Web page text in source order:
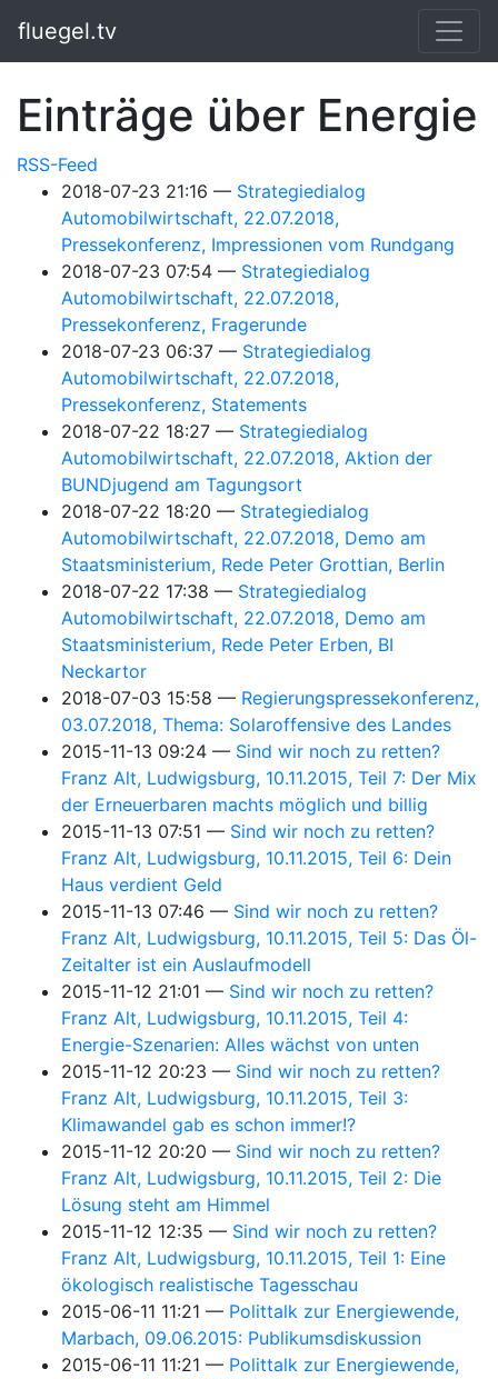
fluegel.tv
Einträge über Energie
RSS-Feed
2018-07-23 21:16
Strategiedialog
Automobilwirtschaft, 22.07.2018,
Pressekonferenz, Impressionen vom Rundgang
2018-07-23 07:54
Strategiedialog
Automobilwirtschaft, 22.07.2018,
Pressekonferenz, Fragerunde
2018-07-23 06:37
Strategiedialog
Automobilwirtschaft, 22.07.2018,
Pressekonferenz, Statements
2018-07-22 18:27
Strategiedialog
Automobilwirtschaft, 22.07.2018, Aktion der
BUNDjugend am Tagungsort
2018-07-22 18:20
Strategiedialog
Automobilwirtschaft, 22.07.2018, Demo am
Staatsministerium, Rede Peter Grottian, Berlin
2018-07-22 17:38
Strategiedialog
Automobilwirtschaft, 22.07.2018, Demo am
Staatsministerium, Rede Peter Erben, BI
Neckartor
2018-07-03 15:58
Regierungspressekonferenz,
03.07.2018, Thema: Solaroffensive des Landes
2015-11-13 09:24
Sind wir noch zu retten?
Franz Alt, Ludwigsburg, 10.11.2015, Teil 7: Der Mix
der Erneuerbaren machts möglich und billig
2015-11-13 07:51
Sind wir noch zu retten?
Franz Alt, Ludwigsburg, 10.11.2015, Teil 6: Dein
Haus verdient Geld
2015-11-13 07:46
Sind wir noch zu retten?
Franz Alt, Ludwigsburg, 10.11.2015, Teil 5: Das Öl-
Zeitalter ist ein Auslaufmodell
2015-11-12 21:01
Sind wir noch zu retten?
Franz Alt, Ludwigsburg, 10.11.2015, Teil 4:
Energie-Szenarien: Alles wächst von unten
2015-11-12 20:23
Sind wir noch zu retten?
Franz Alt, Ludwigsburg, 10.11.2015, Teil 3:
Klimawandel gab es schon immer!?
2015-11-12 20:20
Sind wir noch zu retten?
Franz Alt, Ludwigsburg, 10.11.2015, Teil 2: Die
Lösung steht am Himmel
2015-11-12 12:35
Sind wir noch zu retten?
Franz Alt, Ludwigsburg, 10.11.2015, Teil 1: Eine
ökologisch realistische Tagesschau
2015-06-11 11:21
Polittalk zur Energiewende,
Marbach, 09.06.2015: Publikumsdiskussion
2015-06-11 11:21
Polittalk zur Energiewende,